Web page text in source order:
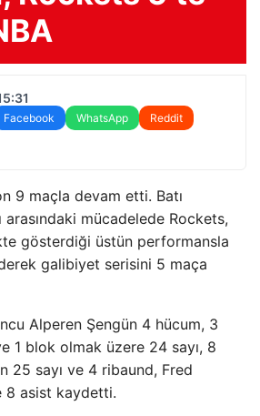
Facebook WhatsApp
Reddit
9 maçla devam etti. Batı
arasındaki mücadelede Rockets,
gösterdiği üstün performansla
galibiyet serisini 5 maça
Alperen Şengün 4 hücum, 3
1 blok olmak üzere 24 sayı, 8
25 sayı ve 4 ribaund, Fred
8 asist kaydetti.